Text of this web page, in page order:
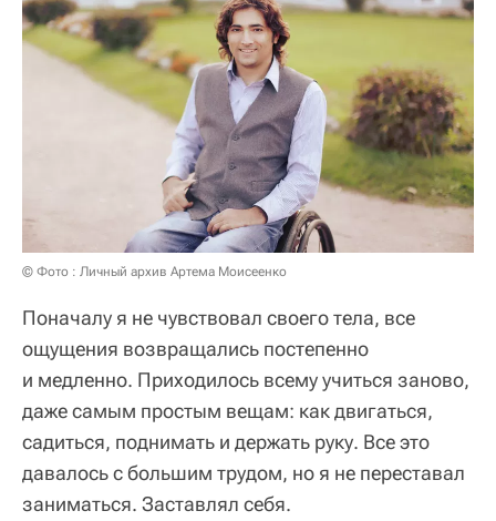
© Фото : Личный архив Артема Моисеенко
Поначалу я не чувствовал своего тела, все
ощущения возвращались постепенно
и медленно. Приходилось всему учиться заново,
даже самым простым вещам: как двигаться,
садиться, поднимать и держать руку. Все это
давалось с большим трудом, но я не переставал
заниматься. Заставлял себя.